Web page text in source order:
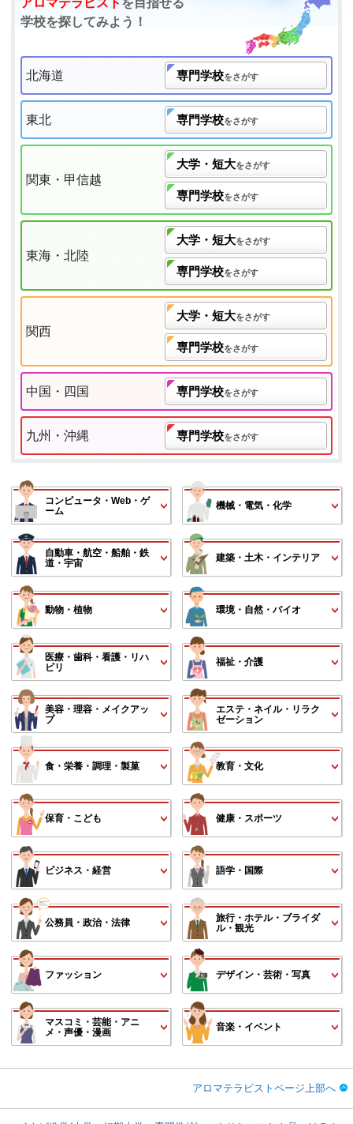
学校を探してみよう！
北海道 専門学校をさがす
東北 専門学校をさがす
関東・甲信越
大学・短大をさがす
専門学校をさがす
東海・北陸
大学・短大をさがす
専門学校をさがす
関西
大学・短大をさがす
専門学校をさがす
中国・四国 専門学校をさがす
九州・沖縄 専門学校をさがす
コンピュータ・Web・ゲ
ーム
機械・電気・化学
自動車・航空・船舶・鉄
道・宇宙
建築・土木・インテリア
動物・植物 環境・自然・バイオ
医療・歯科・看護・リハ
ビリ
福祉・介護
美容・理容・メイクアッ
プ
エステ・ネイル・リラク
ゼーション
食・栄養・調理・製菓 教育・文化
保育・こども 健康・スポーツ
ビジネス・経営 語学・国際
公務員・政治・法律
旅行・ホテル・ブライダ
ル・観光
ファッション デザイン・芸術・写真
マスコミ・芸能・アニ
メ・声優・漫画
音楽・イベント
アロマテラピストページ上部へ